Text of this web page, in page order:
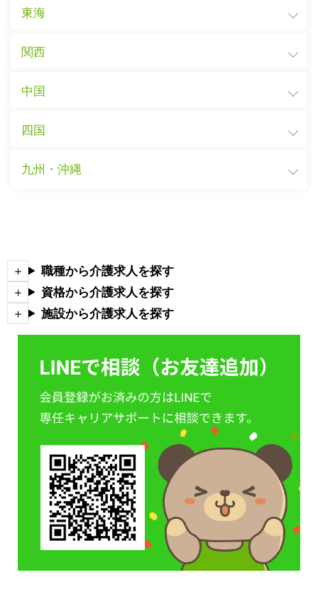
東海
関西
中国
四国
九州・沖縄
職種から介護求人を探す
資格から介護求人を探す
施設から介護求人を探す